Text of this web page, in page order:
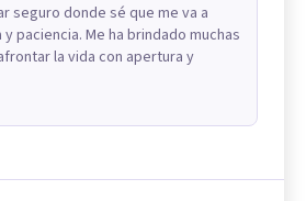
seguro donde sé que me va a
paciencia. Me ha brindado muchas
la vida con apertura y